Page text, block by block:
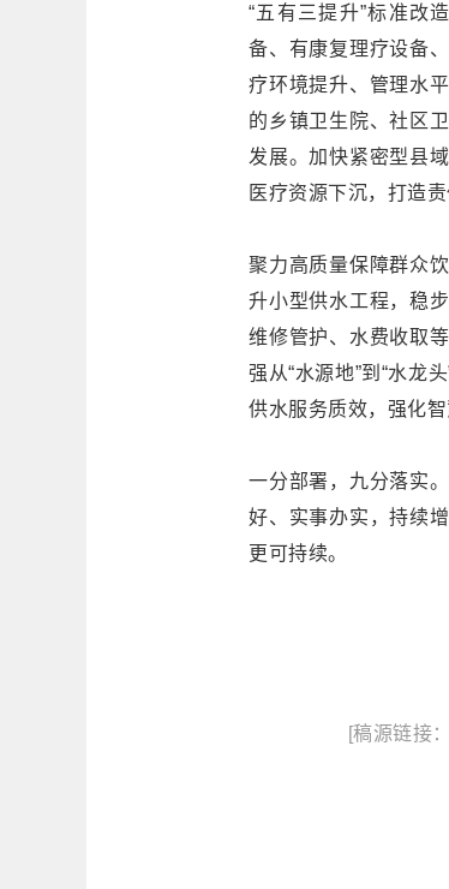
“五有三提升”标准改
备、有康复理疗设备
疗环境提升、管理水
的乡镇卫生院、社区
发展。加快紧密型县
医疗资源下沉，打造
聚力高质量保障群众
升小型供水工程，稳
维修管护、水费收取
强从“水源地”到“水龙
供水服务质效，强化
一分部署，九分落实
好、实事办实，持续
更可持续。
[稿源链接